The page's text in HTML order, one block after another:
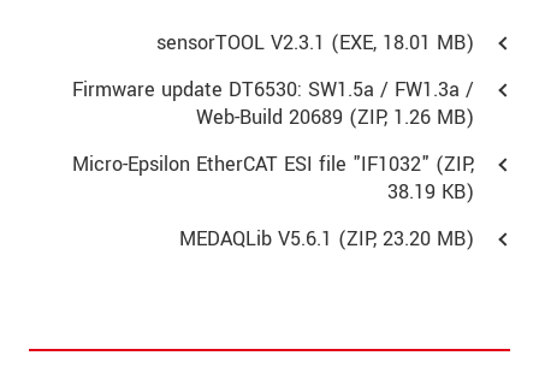
sensorTOOL V2.3.1 (EXE, 18.01 MB)
Firmware update DT6530: SW1.5a / FW1.3a /
Web-Build 20689 (ZIP, 1.26 MB)
Micro-Epsilon EtherCAT ESI file "IF1032" (ZIP,
38.19 KB)
MEDAQLib V5.6.1 (ZIP, 23.20 MB)